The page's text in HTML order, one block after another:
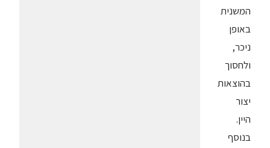
המשנית
באופן
ניכר,
ולחסוך
בהוצאות
יצור
היין.
בנוסף